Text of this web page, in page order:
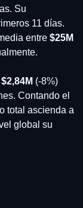
Su
11 días.
entre $25M
$2,84M (-8%)
Contando el
global su